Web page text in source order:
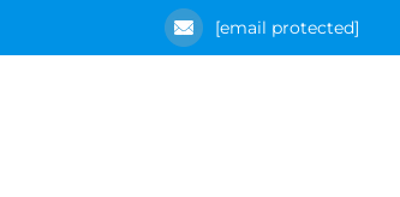
[email protected]